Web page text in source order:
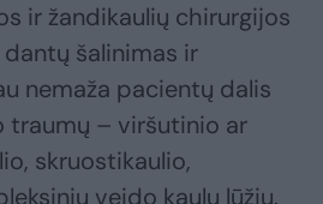
ir žandikaulių chirurgijos
šalinimas ir
nemaža pacientų dalis
traumų – viršutinio ar
skruostikaulio,
veido kaulų lūžių.